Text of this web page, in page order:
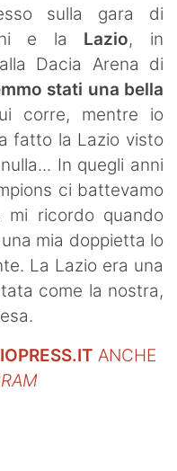
sulla gara di
e la Lazio, in
Dacia Arena di
stati una bella
corre, mentre io
fatto la Lazio visto
In quegli anni
ci battevamo
mi ricordo quando
mia doppietta lo
La Lazio era una
come la nostra,
ANCHE